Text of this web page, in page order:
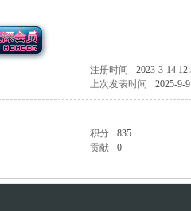
注册时间
2023-3-14
上次发表时间 2025-9-
积分
835
贡献 0